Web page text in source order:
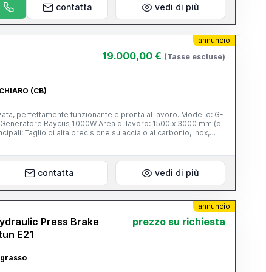
contatta vedi di più
annuncio
19.000,00 € (Tasse escluse)
(CB)
perfettamente funzionante e pronta al lavoro. Modello: G-
Area di lavoro: 1500 x 3000 mm (o
inox,
energetici contenuti rispetto a macchine più potenti
produzione di particolari, cancelli, arredo metallico,
ed è visibile in funzione. Prezzo: trattabile - contattami
contatta vedi di più
annuncio
Press Brake
E21
prezzo su richiesta